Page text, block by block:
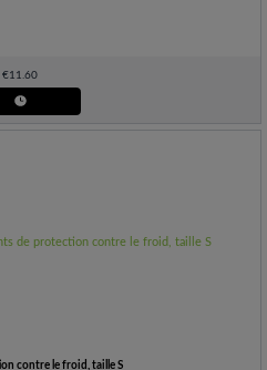
€11.60
contre le froid, taille S